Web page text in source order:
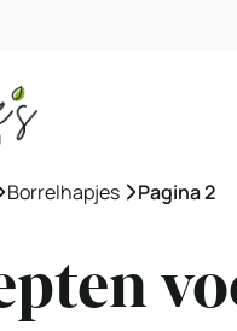
Borrelhapjes »Pagina 2